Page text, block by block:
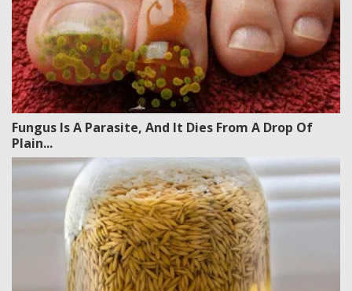
Fungus Is A Parasite, And It Dies From A Drop Of
Plain...